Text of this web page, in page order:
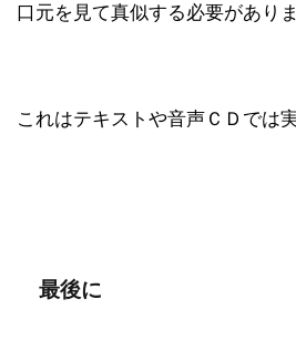
口元を見て真似する必要がありま
これはテキストや音声ＣＤでは
最後に